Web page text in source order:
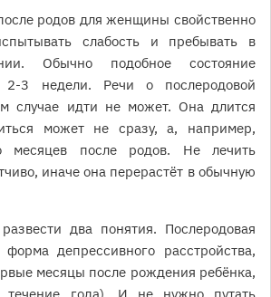
родов для женщины свойственно
слабость и пребывать в
Обычно подобное состояние
2-3 недели. Речи о послеродовой
случае идти не может. Она длится
может не сразу, а, например,
месяцев после родов. Не лечить
иначе она перерастёт в обычную
два понятия. Послеродовая
депрессивного расстройства,
месяцы после рождения ребёнка,